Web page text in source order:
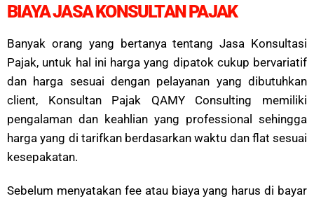
BIAYA JASA KONSULTAN PAJAK
Banyak orang yang bertanya tentang Jasa Konsultasi
Pajak, untuk hal ini harga yang dipatok cukup bervariatif
dan harga sesuai dengan pelayanan yang dibutuhkan
client, Konsultan Pajak QAMY Consulting memiliki
pengalaman dan keahlian yang professional sehingga
harga yang di tarifkan berdasarkan waktu dan flat sesuai
kesepakatan.
Sebelum menyatakan fee atau biaya yang harus di bayar